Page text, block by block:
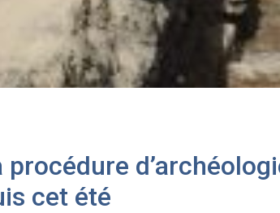
procédure
cet été